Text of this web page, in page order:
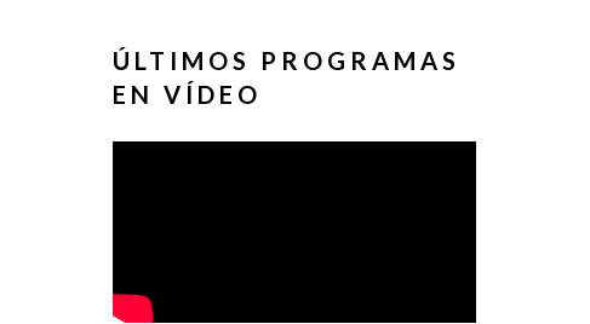
ÚLTIMOS PROGRAMAS
EN VÍDEO